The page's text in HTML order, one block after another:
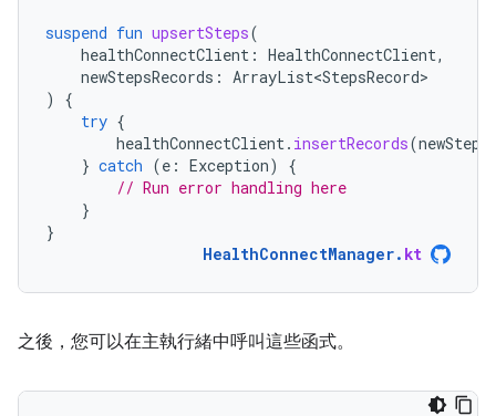
suspend fun upsertSteps(
healthConnectClient : HealthConnectClient,
newStepsRecords : ArrayList<StepsRecord>
)
{
try {
healthConnectClient. insertRecords(
} catch (e : Exception)
{
// Run error handling here
}
}
HealthConnectManager. kt
之後，您可以在主執行緒中呼叫這些函式。